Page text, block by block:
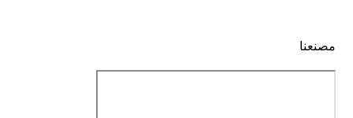
مصنعنا